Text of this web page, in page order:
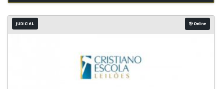
JUDICIAL Online